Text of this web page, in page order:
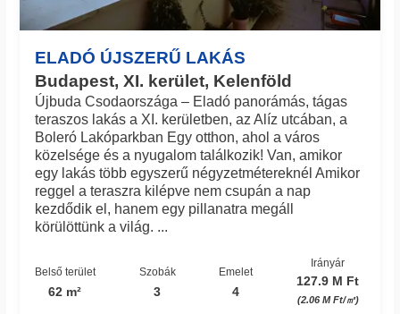
ELADÓ ÚJSZERŰ LAKÁS
Budapest, XI. kerület, Kelenföld
Újbuda Csodaországa – Eladó panorámás, tágas
teraszos lakás a XI. kerületben, az Alíz utcában, a
Boleró Lakóparkban Egy otthon, ahol a város
közelsége és a nyugalom találkozik! Van, amikor
egy lakás több egyszerű négyzetmétereknél Amikor
reggel a teraszra kilépve nem csupán a nap
kezdődik el, hanem egy pillanatra megáll
körülöttünk a világ. ...
Belső terület
62 m²
Szobák
3
Emelet
4
Irányár
127.9 M Ft
(2.06 M Ft/㎡)